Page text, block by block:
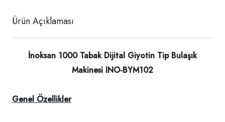
Ürün Açıklaması
İnoksan 1000 Tabak Dijital Giyotin Tip Bulaşık
Makinesi INO-BYM102
Genel Özellikler